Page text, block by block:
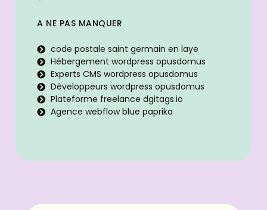
A NE PAS MANQUER
code postale saint germain en laye
Hébergement wordpress opusdomus
Experts CMS wordpress opusdomus
Développeurs wordpress opusdomus
Plateforme freelance dgitags.io
Agence webflow blue paprika